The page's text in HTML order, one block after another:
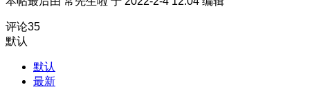
评论35
默认
默认
最新